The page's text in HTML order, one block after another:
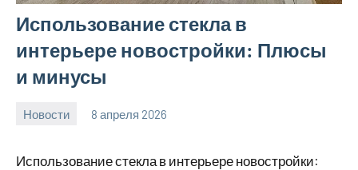
Использование стекла в
интерьере новостройки: Плюсы
и минусы
Новости 8 апреля 2026
Использование стекла в интерьере новостройки: